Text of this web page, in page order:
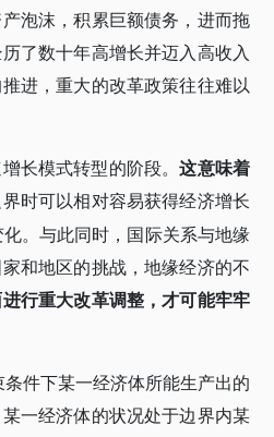
泡沫，积累巨额债务，进而拖
了数十年高增长并迈入高收入
进，重大的改革政策往往难以
长模式转型的阶段。这意味着
时可以相对容易获得经济增长
。与此同时，国际关系与地缘
和地区的挑战，地缘经济的不
行重大改革调整，才可能牢牢
件下某一经济体所能生产出的
一经济体的状况处于边界内某